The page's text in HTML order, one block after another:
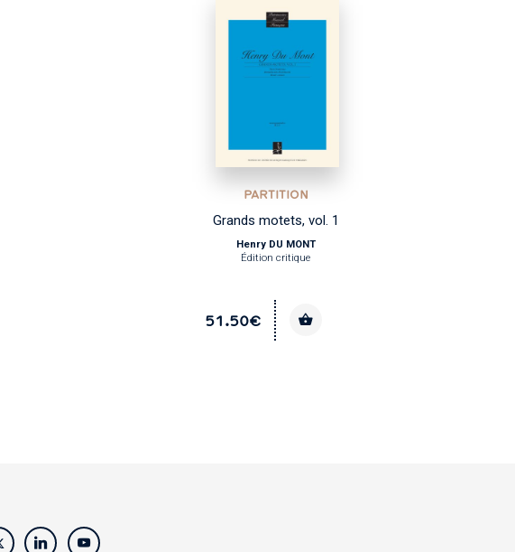
PARTITION
Grands motets, vol. 1
Henry DU MONT
Édition critique
51.50€